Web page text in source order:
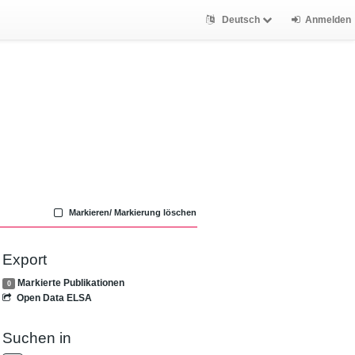
Deutsch Anmelden
Markieren/ Markierung löschen
Export
0
Markierte Publikationen
Open Data ELSA
Suchen in